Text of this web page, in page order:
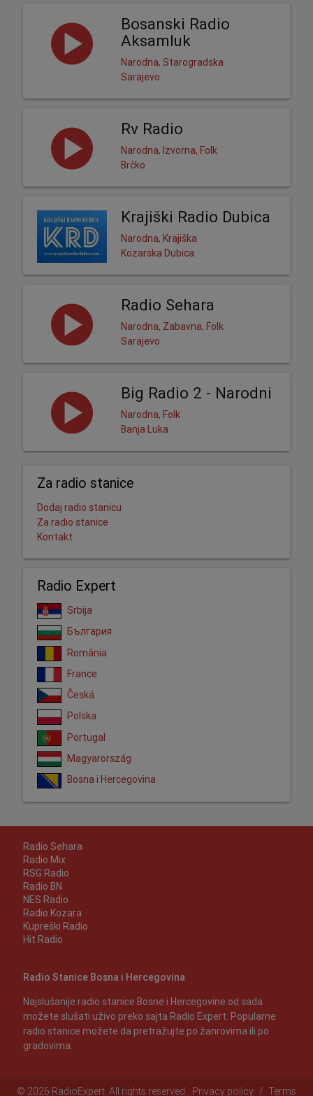
Bosanski Radio
Aksamluk
Narodna, Starogradska
Sarajevo
Rv Radio
Narodna, Izvorna, Folk
Brčko
Krajiški Radio Dubica
Narodna, Krajiška
Kozarska Dubica
Radio Sehara
Narodna, Zabavna, Folk
Sarajevo
Big Radio 2 - Narodni
Narodna, Folk
Banja Luka
Za radio stanice
Dodaj radio stanicu
Za radio stanice
Kontakt
Radio Expert
Srbija
България
România
France
Česká
Polska
Portugal
Magyarország
Bosna i Hercegovina
Radio Sehara
Radio Mix
RSG Radio
Radio BN
NES Radio
Radio Kozara
Kupreški Radio
Hit Radio
Radio Stanice Bosna i Hercegovina
Najslušanije radio stanice Bosne i Hercegovine od sada
možete slušati uživo preko sajta Radio Expert. Popularne
radio stanice možete da pretražujte po žanrovima ili po
gradovima.
© 2026 RadioExpert. All rights reserved. Privacy policy / Terms